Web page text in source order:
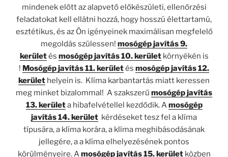
mindenek előtt az alapvető előkészületi, ellenőrzési
feladatokat kell ellátni hozzá, hogy hosszú élettartamú,
esztétikus, és az Ön igényeinek maximálisan megfelelő
megoldás szülessen! mosógép javítás 9.
kerületés mosógép javítás 10. kerületkörnyékén is
! Mosógép javítás 11. kerületés mosógép javítás 12.
kerület helyein is. Klíma karbantartás miatt keressen
meg minket bizalommal! A szakszerű mosógép javítás
13. kerületa hibafelvétellel kezdődik. Amosógép
javítás 14. kerület kérdéseket tesz fel a klíma
típusára, a klíma korára, a klíma meghibásodásának
jellegére, a a klíma elhelyezésének pontos
körülményeire. Amosógép javítás 15. kerületközben